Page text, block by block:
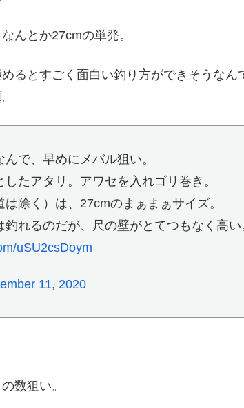
んとか27cmの単発。
るとすごく面白い釣り方ができそうなん
で、早めにメバル狙い。
たアタリ。アワセを入れゴリ巻き。
除く）は、27cmのまぁまぁサイズ。
れるのだが、尺の壁がとてつもなく高
uSU2csDoym
11, 2020
数狙い。